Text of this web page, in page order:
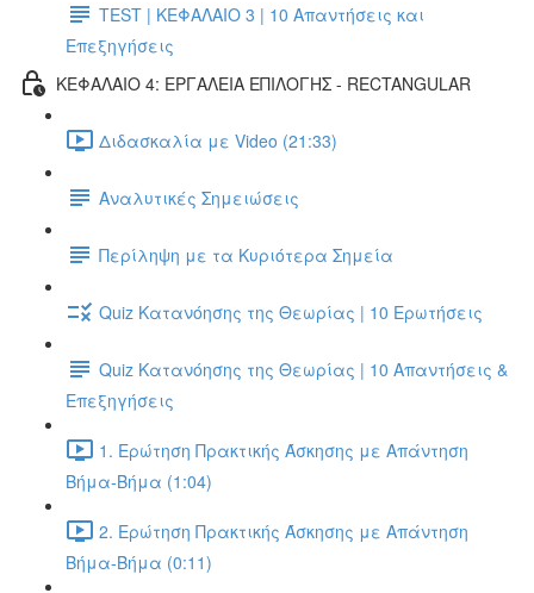
TEST | ΚΕΦΑΛΑΙΟ 3 | 10 Απαντήσεις και
Επεξηγήσεις
ΚΕΦΑΛΑΙΟ 4: ΕΡΓΑΛΕΙΑ ΕΠΙΛΟΓΗΣ - RECTANGULAR
Διδασκαλία με Video (21:33)
Αναλυτικές Σημειώσεις
Περίληψη με τα Κυριότερα Σημεία
Quiz Κατανόησης της Θεωρίας | 10 Ερωτήσεις
Quiz Κατανόησης της Θεωρίας | 10 Απαντήσεις &
Επεξηγήσεις
1. Ερώτηση Πρακτικής Άσκησης με Απάντηση
Βήμα-Βήμα (1:04)
2. Ερώτηση Πρακτικής Άσκησης με Απάντηση
Βήμα-Βήμα (0:11)